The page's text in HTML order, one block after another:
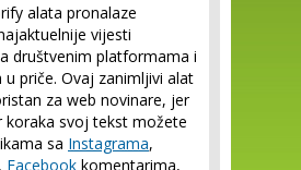
alata pronalaze
vijesti
društvenim platformama i
u priče. Ovaj zanimljivi alat
za web novinare, jer
koraka svoj tekst možete
sa Instagrama,
, Facebook komentarima,